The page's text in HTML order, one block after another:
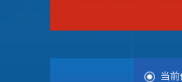
当前